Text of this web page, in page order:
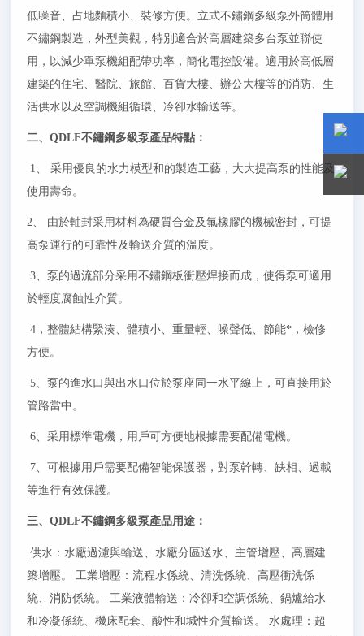
低噪音、占地麵積小、裝修方便。立式不鏽鋼多級泵外筒體用
不鏽鋼製造，外型美觀，特別適合於高層建築多台泵並聯使
用，以減少單泵機組配帶功率，簡化電控設備。適用於高低層
建築的住宅、醫院、旅館、百貨大樓、辦公大樓等的消防、生
活供水以及空調機組循環、冷卻水輸送等。
二、QDLF不鏽鋼多級泵產品特點：
1、 采用優良的水力模型和的製造工藝，大大提高泵的性能及
使用壽命。
2、 由於軸封采用材料為硬質合金及氟橡膠的機械密封，可提
高泵運行的可靠性及輸送介質的溫度。
3、泵的過流部分采用不鏽鋼板衝壓焊接而成，使得泵可適用
於輕度腐蝕性介質。
4 ，整體結構緊湊、體積小、重量輕、噪聲低、節能*，檢修
方便。
5、泵的進水口與出水口位於泵座同一水平線上，可直接用於
管路當中。
6、采用標準電機，用戶可方便地根據需要配備電機。
7、可根據用戶需要配備智能保護器，對泵幹轉、缺相、過載
等進行有效保護。
三、QDLF不鏽鋼多級泵產品用途：
供水：水廠過濾與輸送、水廠分區送水、主管增壓、高層建
築增壓。 工業增壓：流程水係統、清洗係統、高壓衝洗係
統、消防係統。 工業液體輸送：冷卻和空調係統、鍋爐給水
和冷凝係統、機床配套、酸性和堿性介質輸送。 水處理：超